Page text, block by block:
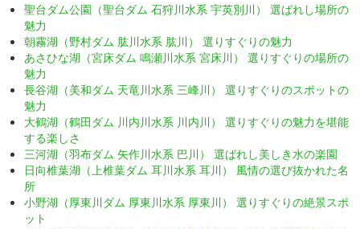
聖台ダム公園（聖台ダム 石狩川水系 宇英別川） 選ばれし場所の
魅力
朝霧湖（野村ダム 肱川水系 肱川） 選りすぐりの魅力
あさひな湖（宮床ダム 鳴瀬川水系 宮床川） 選りすぐりの場所の
魅力
長谷湖（美和ダム 天竜川水系 三峰川） 選りすぐりのスポットの
魅力
大鶴湖（鶴田ダム 川内川水系 川内川） 選りすぐりの魅力を堪能
する楽しさ
三河湖（羽布ダム 矢作川水系 巴川） 選ばれし美しき水の楽園
日向椎葉湖（上椎葉ダム 耳川水系 耳川） 風情の選び抜かれた名
所
小野湖（厚東川ダム 厚東川水系 厚東川） 選りすぐりの絶景スポ
ット